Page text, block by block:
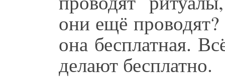
они ещё
она бесплатная.
делают бесплатно.